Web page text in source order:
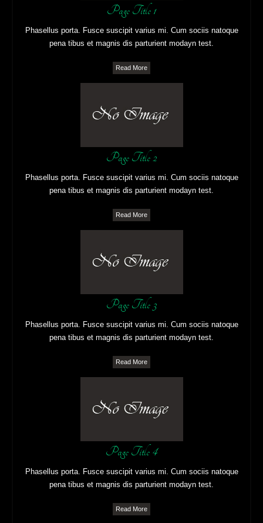
Page Title 1
Phasellus porta. Fusce suscipit varius mi. Cum sociis natoque
pena tibus et magnis dis parturient modayn test.
Read More
Page Title 2
Phasellus porta. Fusce suscipit varius mi. Cum sociis natoque
pena tibus et magnis dis parturient modayn test.
Read More
Page Title 3
Phasellus porta. Fusce suscipit varius mi. Cum sociis natoque
pena tibus et magnis dis parturient modayn test.
Read More
Page Title 4
Phasellus porta. Fusce suscipit varius mi. Cum sociis natoque
pena tibus et magnis dis parturient modayn test.
Read More